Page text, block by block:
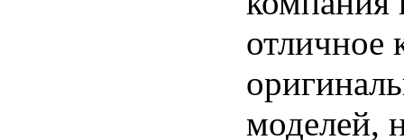
отличное
моделей,